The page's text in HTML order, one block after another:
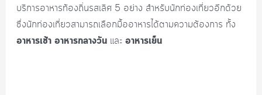
บริการอาหารท้องถิ่นรสเลิศ 5 อย่าง สำหรับนักท่องเที่ยวอีกด้วย
ซึ่งนักท่องเที่ยวสามารถเลือกมื้ออาหารได้ตามความต้องการ ทั้ง
อาหารเช้า อาหารกลางวันและ อาหารเย็น